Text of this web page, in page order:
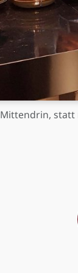
Mittendrin, statt